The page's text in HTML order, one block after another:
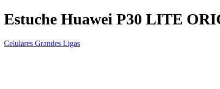
Estuche Huawei P30 LITE
Celulares Grandes Ligas